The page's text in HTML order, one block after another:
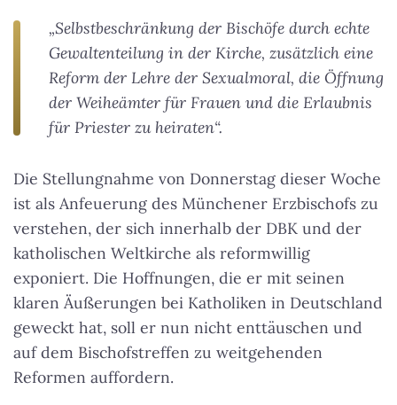
„Selbstbeschränkung der Bischöfe durch echte
Gewaltenteilung in der Kirche, zusätzlich eine
Reform der Lehre der Sexualmoral, die Öffnung
der Weiheämter für Frauen und die Erlaubnis
für Priester zu heiraten“.
Die Stellungnahme von Donnerstag dieser Woche
ist als Anfeuerung des Münchener Erzbischofs zu
verstehen, der sich innerhalb der DBK und der
katholischen Weltkirche als reformwillig
exponiert. Die Hoffnungen, die er mit seinen
klaren Äußerungen bei Katholiken in Deutschland
geweckt hat, soll er nun nicht enttäuschen und
auf dem Bischofstreffen zu weitgehenden
Reformen auffordern.